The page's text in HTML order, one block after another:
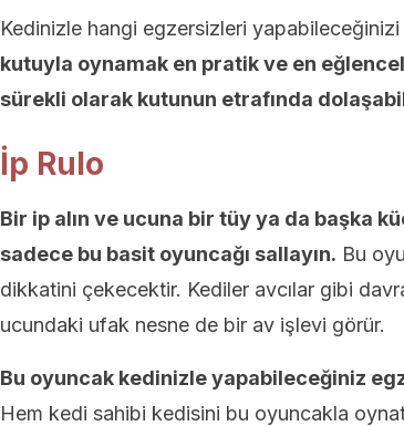
Kedinizle hangi egzersizleri
kutuyla oynamak en pratik ve en
sürekli olarak kutunun etrafında
İp Rulo
Bir ip alın ve ucuna bir tüy ya da başka
sadece bu basit oyuncağı sallayın. Bu
dikkatini çekecektir. Kediler avcılar gibi
ucundaki ufak nesne de bir av işlevi görür.
Bu oyuncak kedinizle yapabileceğiniz
Hem kedi sahibi kedisini bu oyuncakla